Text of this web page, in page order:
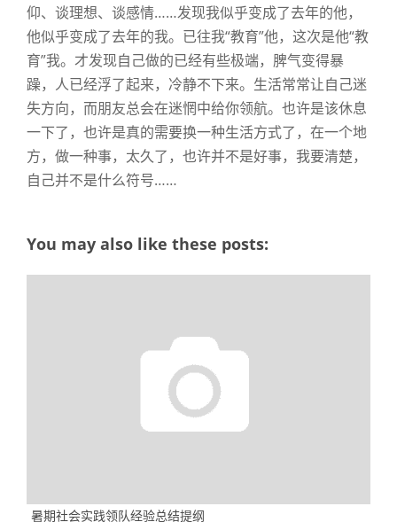
仰、谈理想、谈感情……发现我似乎变成了去年的他，
他似乎变成了去年的我。已往我“教育”他，这次是他“教
育”我。才发现自己做的已经有些极端，脾气变得暴
躁，人已经浮了起来，冷静不下来。生活常常让自己迷
失方向，而朋友总会在迷惘中给你领航。也许是该休息
一下了，也许是真的需要换一种生活方式了，在一个地
方，做一种事，太久了，也许并不是好事，我要清楚，
自己并不是什么符号……
You may also like these posts:
暑期社会实践领队经验总结提纲